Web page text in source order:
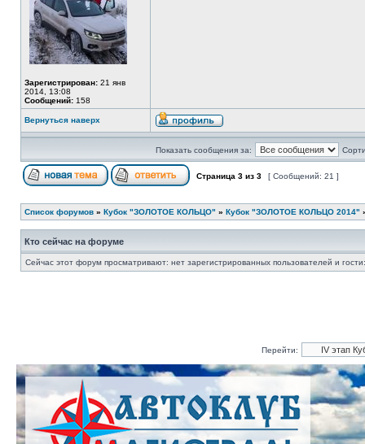
Зарегистрирован: 21 янв
2014, 13:08
Сообщений: 158
Вернуться наверх
Показать сообщения за:
Страница 3 из 3 [ Сообщений: 21 ]
Список форумов » Кубок "ЗОЛОТОЕ КОЛЬЦО" » Кубок "ЗОЛОТОЕ КОЛЬЦО 2014"
Кто сейчас на форуме
Сейчас этот форум просматривают: нет зарегистрированных пользователей и
Перейти: